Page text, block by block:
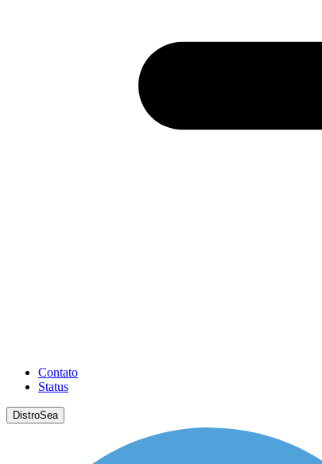
Contato
Status
DistroSea